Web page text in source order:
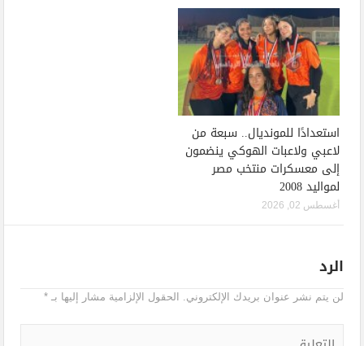
استعدادًا للمونديال.. سبعة من
لاعبي ولاعبات الهوكي ينضمون
إلى معسكرات منتخب مصر
لمواليد 2008
أغسطس 02, 2026
الرد
لن يتم نشر عنوان بريدك الإلكتروني. الحقول الإلزامية مشار إليها بـ*